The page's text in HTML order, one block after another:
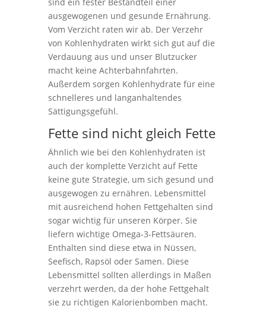
ausgewogenen und gesunde Ernährung.
Vom Verzicht raten wir ab. Der Verzehr
von Kohlenhydraten wirkt sich gut auf die
Verdauung aus und unser Blutzucker
macht keine Achterbahnfahrten.
Außerdem sorgen Kohlenhydrate für eine
schnelleres und langanhaltendes
Sättigungsgefühl.
Fette sind nicht gleich Fette
Ähnlich wie bei den Kohlenhydraten ist
auch der komplette Verzicht auf Fette
keine gute Strategie, um sich gesund und
ausgewogen zu ernähren. Lebensmittel
mit ausreichend hohen Fettgehalten sind
sogar wichtig für unseren Körper. Sie
liefern wichtige Omega-3-Fettsäuren.
Enthalten sind diese etwa in Nüssen,
Seefisch, Rapsöl oder Samen. Diese
Lebensmittel sollten allerdings in Maßen
verzehrt werden, da der hohe Fettgehalt
sie zu richtigen Kalorienbomben macht.